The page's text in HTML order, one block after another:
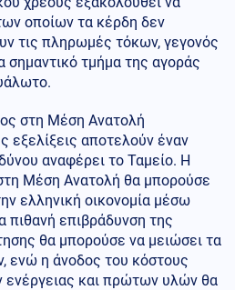
οποίων τα κέρδη δεν
τις πληρωμές τόκων, γεγονός
σημαντικό τμήμα της αγοράς
στη Μέση Ανατολή
εξελίξεις αποτελούν έναν
αναφέρει το Ταμείο. Η
Μέση Ανατολή θα μπορούσε
ελληνική οικονομία μέσω
επιβράδυνση της
θα μπορούσε να μειώσει τα
ενώ η άνοδος του κόστους
ενέργειας και πρώτων υλών θα